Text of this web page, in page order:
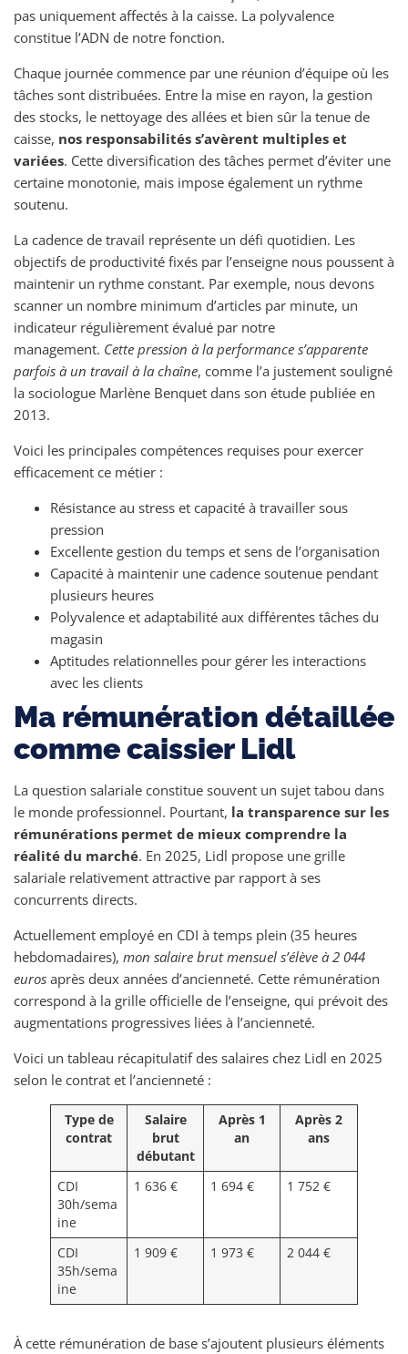
pas uniquement affectés à la caisse. La polyvalence
constitue l’ADN de notre fonction.
Chaque journée commence par une réunion d’équipe où les
tâches sont distribuées. Entre la mise en rayon, la gestion
des stocks, le nettoyage des allées et bien sûr la tenue de
caisse, nos responsabilités s’avèrent multiples et
variées. Cette diversification des tâches permet d’éviter une
certaine monotonie, mais impose également un rythme
soutenu.
La cadence de travail représente un défi quotidien. Les
objectifs de productivité fixés par l’enseigne nous poussent à
maintenir un rythme constant. Par exemple, nous devons
scanner un nombre minimum d’articles par minute, un
indicateur régulièrement évalué par notre
management. Cette pression à la performance s’apparente
parfois à un travail à la chaîne, comme l’a justement souligné
la sociologue Marlène Benquet dans son étude publiée en
2013.
Voici les principales compétences requises pour exercer
efficacement ce métier :
Résistance au stress et capacité à travailler sous
pression
Excellente gestion du temps et sens de l’organisation
Capacité à maintenir une cadence soutenue pendant
plusieurs heures
Polyvalence et adaptabilité aux différentes tâches du
magasin
Aptitudes relationnelles pour gérer les interactions
avec les clients
Ma rémunération détaillée
comme caissier Lidl
La question salariale constitue souvent un sujet tabou dans
le monde professionnel. Pourtant, la transparence sur les
rémunérations permet de mieux comprendre la
réalité du marché. En 2025, Lidl propose une grille
salariale relativement attractive par rapport à ses
concurrents directs.
Actuellement employé en CDI à temps plein (35 heures
hebdomadaires), mon salaire brut mensuel s’élève à 2 044
euros après deux années d’ancienneté. Cette rémunération
correspond à la grille officielle de l’enseigne, qui prévoit des
augmentations progressives liées à l’ancienneté.
Voici un tableau récapitulatif des salaires chez Lidl en 2025
selon le contrat et l’ancienneté :
Type de
contrat
Salaire
brut
débutant
Après 1
an
Après 2
ans
CDI
30h/sema
ine
1 636 € 1 694 € 1 752 €
CDI
35h/sema
ine
1 909 € 1 973 € 2 044 €
À cette rémunération de base s’ajoutent plusieurs éléments